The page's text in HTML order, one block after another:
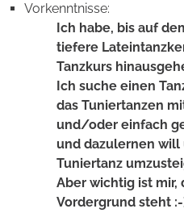
Vorkenntnisse:
Ich habe, bis auf
tiefere
Tanzkurs
Ich suche einen
das Tuniertanzen
und/oder einfach
und dazulernen will
Tuniertanz
Aber wichtig ist mir,
Vordergrund steht :-